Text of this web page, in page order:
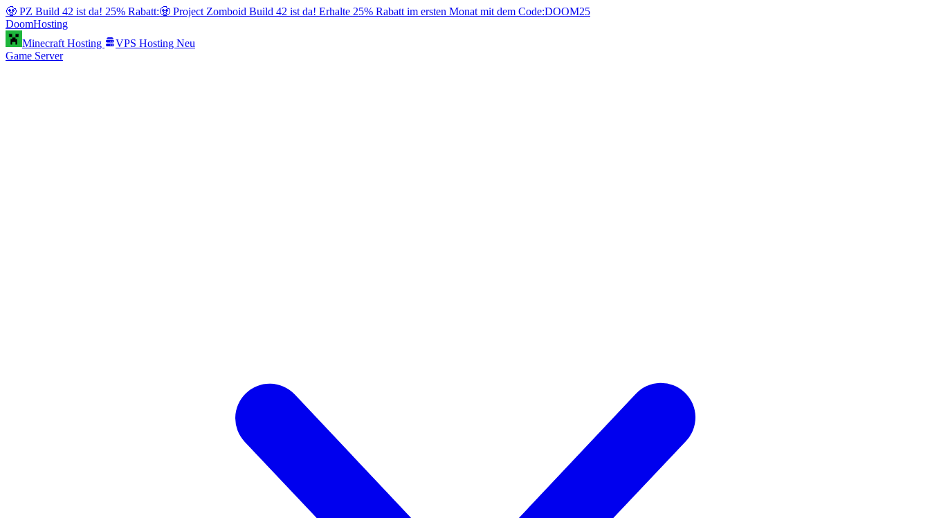
🧟 PZ Build 42 ist da! 25% Rabatt:🧟 Project Zomboid Build 42 ist da! Erhalte 25% Rabatt im ersten Monat mit dem Code:DOOM25
DoomHosting
Minecraft Hosting
VPS Hosting Neu
Game Server